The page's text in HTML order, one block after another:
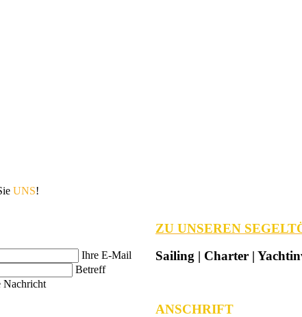
UNS!
Ihre E-Mail
Betreff
Nachricht
ZU UNSEREN
Sailing | Charter |
ANSCHRIFT